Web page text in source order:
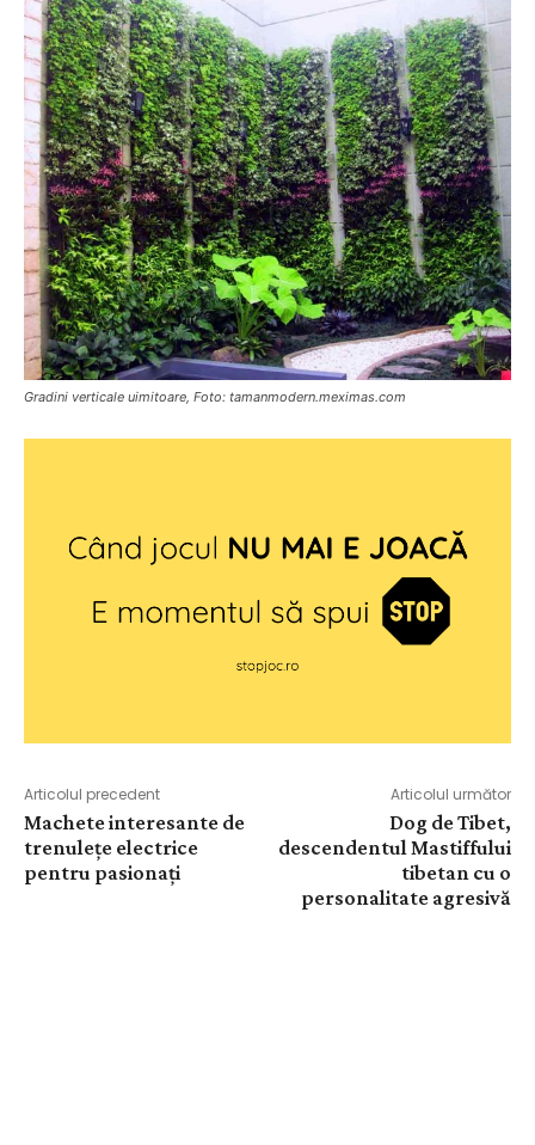
Gradini verticale uimitoare, Foto: tamanmodern.meximas.com
Articolul precedent
Machete interesante de
trenulețe electrice
pentru pasionați
Articolul următor
Dog de Tibet,
descendentul Mastiffului
tibetan cu o
personalitate agresivă